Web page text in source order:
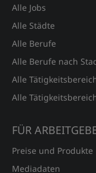
Alle Jobs
Alle Städte
Alle Berufe
Alle Berufe nach
Alle
Alle
FÜR
Preise und Produkte
Mediadaten